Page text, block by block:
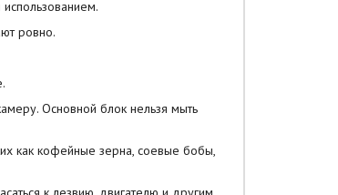
ровно.
Основной блок нельзя мыть
как кофейные зерна, соевые бобы,